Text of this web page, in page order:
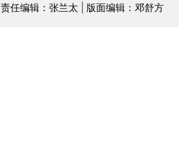
责任编辑：张兰太 | 版面编辑：邓舒方